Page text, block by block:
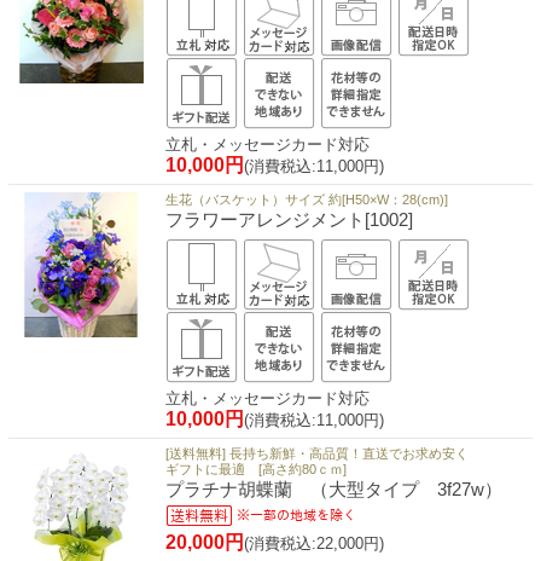
立札・メッセージカード対応
10,000円 (消費税込:11,000円)
生花（バスケット）サイズ 約[H50×W：28(cm)]
フラワーアレンジメント[1002]
立札・メッセージカード対応
10,000円 (消費税込:11,000円)
[送料無料] 長持ち新鮮・高品質！直送でお求め安く
ギフトに最適 [高さ約80ｃｍ]
プラチナ胡蝶蘭 （大型タイプ 3f27w）
20,000円 (消費税込:22,000円)